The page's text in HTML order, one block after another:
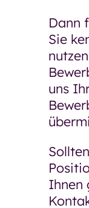
Dann
Sie
uns
Ihnen